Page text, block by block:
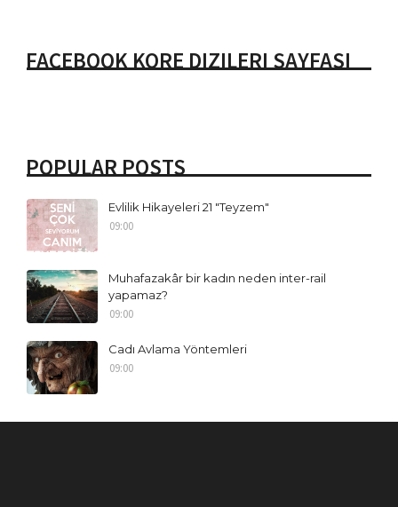
FACEBOOK KORE DIZILERI SAYFASI
POPULAR POSTS
Evlilik Hikayeleri 21 "Teyzem"
09:00
Muhafazakâr bir kadın neden inter-rail
yapamaz?
09:00
Cadı Avlama Yöntemleri
09:00